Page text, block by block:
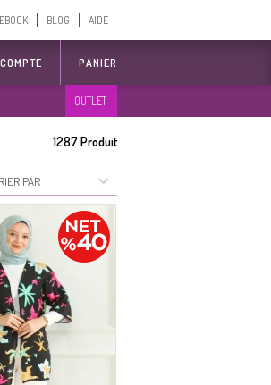
BLOG AIDE
PANIER
OUTLET
1287Produit